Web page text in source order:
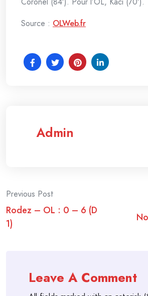
Source : OLWeb.fr
Admin
Post
navigation
Previous Post
Rodez – OL : 0 – 6 (D
1)
Leave A Comment